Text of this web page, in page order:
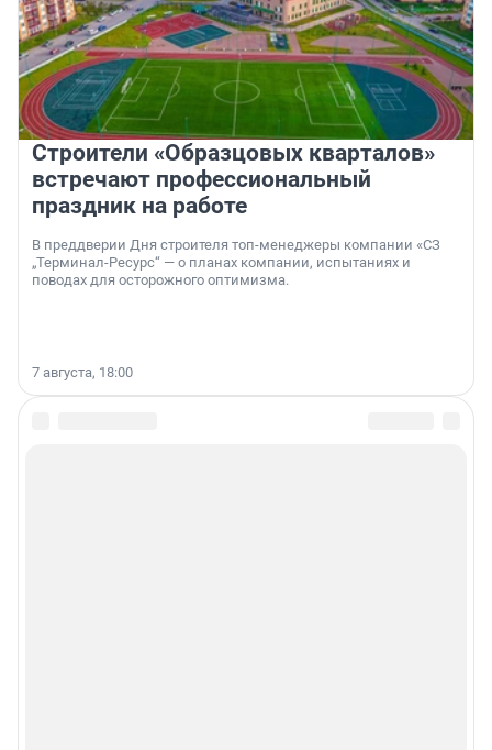
Строители «Образцовых кварталов»
встречают профессиональный
праздник на работе
В преддверии Дня строителя топ-менеджеры компании «СЗ
„Терминал-Ресурс“ — о планах компании, испытаниях и
поводах для осторожного оптимизма.
7 августа, 18:00